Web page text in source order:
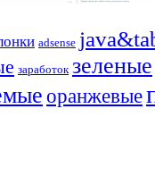
adsense
заработок зеленые
оранжевые